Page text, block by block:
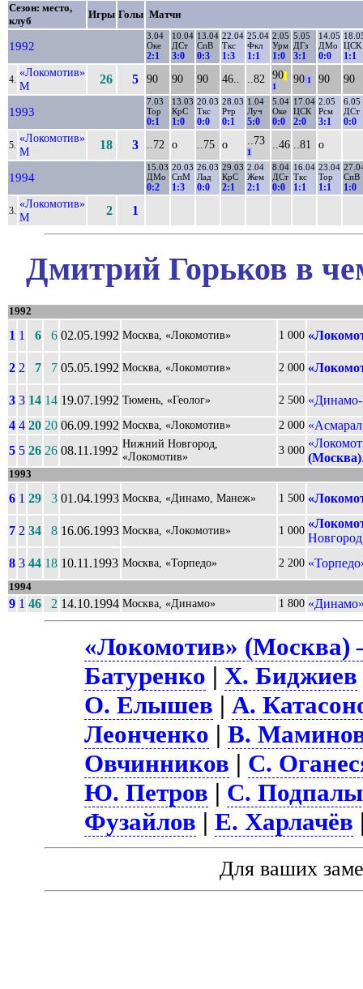
Сезон: место,
клуб
Игры Голы Матчи
1992
3.04
Оке
2:1
10.04
ДСт
3:0
13.04
СпВ
0:3
22.04
Ткс
1:3
25.04
Фкл
1:1
2.05
Урм
1:0
5.05
ДГз
3:1
14.05
ДМо
0:0
ЦСК
1:1
4.
«Локомотив»
М
26 5 90 90 90 46.. ..82 90
1
90 1 90 90
1993
7.03
Тор
0:1
13.03
КрС
1:0
20.03
Ткс
0:0
28.03
Ртр
0:1
1.04
Луч
5:0
5.04
Оке
0:0
17.04
ЦСК
2:0
2.05
Рсм
3:1
6.05
ДСт
0:0
5.
«Локомотив»
М
18 3 ..72 о ..75 о ..73
1
..46 ..81 о
1994
15.03
ДМо
0:2
20.03
СпМ
1:3
26.03
Лад
0:0
29.03
КрС
2:1
2.04
Жем
2:1
8.04
ДСт
0:0
16.04
Ткс
1:1
23.04
Тор
1:1
СпВ
1:0
3.
«Локомотив»
М
2 1
Дмитрий Горьков в
1992
1 1 6 6 02.05.1992 Москва, «Локомотив» 1 000
2 2 7 7 05.05.1992 Москва, «Локомотив» 2 000
3 3 14 14 19.07.1992 Тюмень, «Геолог» 2 500
4 4 20 20 06.09.1992 Москва, «Локомотив» 2 000
5 5 26 26 08.11.1992 Нижний Новгород,
«Локомотив»
3 000
(Москва)
1993
6 1 29 3 01.04.1993 Москва, «Динамо, Манеж» 1 500
7 2 34 8 16.06.1993 Москва, «Локомотив» 1 000
8 3 44 18 10.11.1993 Москва, «Торпедо» 2 200
1994
9 1 46 2 14.10.1994 Москва, «Динамо» 1 800
«Локомотив» (Москва)
Батуренко | Х. Биджиев
О. Елышев |А.
Леонченко |В.
Овчинников | С.
Ю. Петров | С.
Фузайлов |Е. Харлачёв
Для ваших